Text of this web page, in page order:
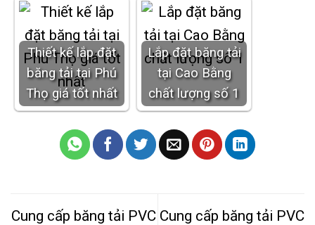
Thiết kế lắp đặt
băng tải tại Phú
Thọ giá tốt nhất
Lắp đặt băng tải
tại Cao Bằng
chất lượng số 1
Cung cấp băng tải PVC Cung cấp băng tải PVC